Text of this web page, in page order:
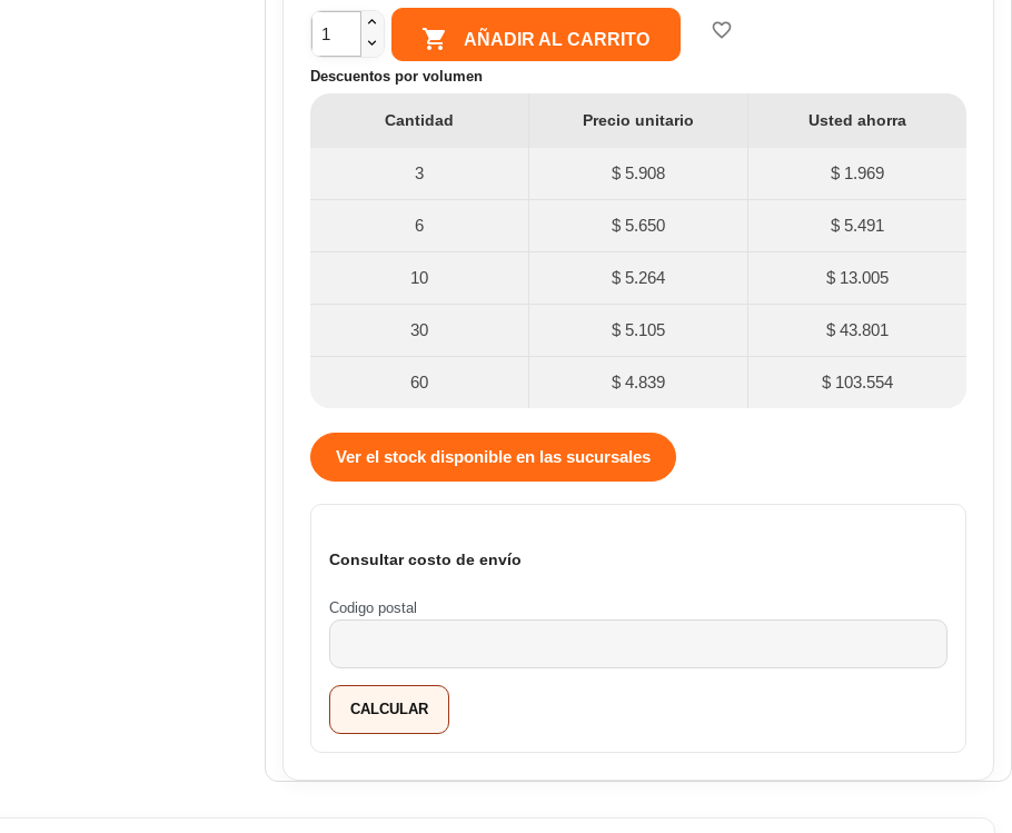
 AÑADIR AL CARRITO favorite_border
Descuentos por volumen
Cantidad Precio unitario Usted ahorra
3 $ 5.908 $ 1.969
6 $ 5.650 $ 5.491
10 $ 5.264 $ 13.005
30 $ 5.105 $ 43.801
60 $ 4.839 $ 103.554
Ver el stock disponible en las sucursales
Consultar costo de envío
Codigo postal
CALCULAR